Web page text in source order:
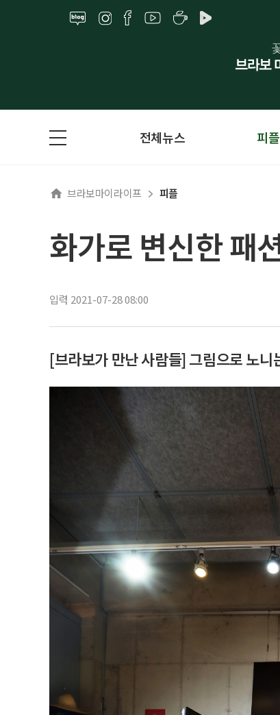
전체뉴스 피플
브라보마이라이프 피플
화가로 변신한 패
입력 2021-07-28 08:00
[브라보가 만난 사람들] 그림으로 노니